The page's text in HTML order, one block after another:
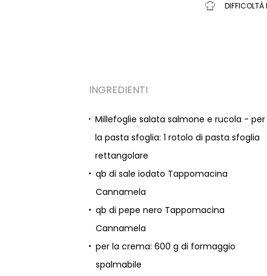
DIFFICOLTÀ
INGREDIENTI
Millefoglie salata salmone e rucola - per
la pasta sfoglia: 1 rotolo di pasta sfoglia
rettangolare
qb di sale iodato Tappomacina
Cannamela
qb di pepe nero Tappomacina
Cannamela
per la crema: 600 g di formaggio
spalmabile